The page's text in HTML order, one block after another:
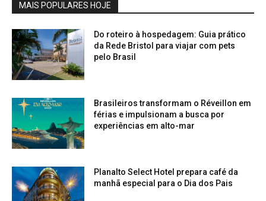
MAIS POPULARES HOJE
Do roteiro à hospedagem: Guia prático
da Rede Bristol para viajar com pets
pelo Brasil
Brasileiros transformam o Réveillon em
férias e impulsionam a busca por
experiências em alto-mar
Planalto Select Hotel prepara café da
manhã especial para o Dia dos Pais